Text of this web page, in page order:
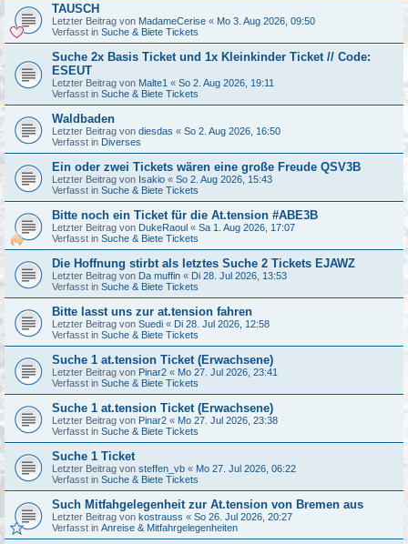
TAUSCH
Letzter Beitrag von MadameCerise « Mo 3. Aug 2026, 09:50
Verfasst in Suche & Biete Tickets
Suche 2x Basis Ticket und 1x Kleinkinder Ticket // Code:
ESEUT
Letzter Beitrag von Malte1 « So 2. Aug 2026, 19:11
Verfasst in Suche & Biete Tickets
Waldbaden
Letzter Beitrag von diesdas « So 2. Aug 2026, 16:50
Verfasst in Diverses
Ein oder zwei Tickets wären eine große Freude QSV3B
Letzter Beitrag von Isakio « So 2. Aug 2026, 15:43
Verfasst in Suche & Biete Tickets
Bitte noch ein Ticket für die At.tension #ABE3B
Letzter Beitrag von DukeRaoul « Sa 1. Aug 2026, 17:07
Verfasst in Suche & Biete Tickets
Die Hoffnung stirbt als letztes Suche 2 Tickets EJAWZ
Letzter Beitrag von Da muffin « Di 28. Jul 2026, 13:53
Verfasst in Suche & Biete Tickets
Bitte lasst uns zur at.tension fahren
Letzter Beitrag von Suedi « Di 28. Jul 2026, 12:58
Verfasst in Suche & Biete Tickets
Suche 1 at.tension Ticket (Erwachsene)
Letzter Beitrag von Pinar2 « Mo 27. Jul 2026, 23:41
Verfasst in Suche & Biete Tickets
Suche 1 at.tension Ticket (Erwachsene)
Letzter Beitrag von Pinar2 « Mo 27. Jul 2026, 23:38
Verfasst in Suche & Biete Tickets
Suche 1 Ticket
Letzter Beitrag von steffen_vb « Mo 27. Jul 2026, 06:22
Verfasst in Suche & Biete Tickets
Such Mitfahgelegenheit zur At.tension von Bremen aus
Letzter Beitrag von kostrauss « So 26. Jul 2026, 20:27
Verfasst in Anreise & Mitfahrgelegenheiten